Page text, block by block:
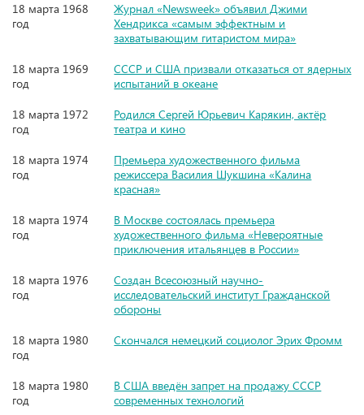
18 марта 1968
год
Журнал «Newsweek» объявил Джими
Хендрикса «самым эффектным и
захватывающим гитаристом мира»
18 марта 1969
год
СССР и США призвали отказаться от ядерных
испытаний в океане
18 марта 1972
год
Родился Сергей Юрьевич Карякин, актёр
театра и кино
18 марта 1974
год
Премьера художественного фильма
режиссера Василия Шукшина «Калина
красная»
18 марта 1974
год
В Москве состоялась премьера
художественного фильма «Невероятные
приключения итальянцев в России»
18 марта 1976
год
Создан Всесоюзный научно-
исследовательский институт Гражданской
обороны
18 марта 1980
год
Скончался немецкий социолог Эрих Фромм
18 марта 1980
год
В США введён запрет на продажу СССР
современных технологий